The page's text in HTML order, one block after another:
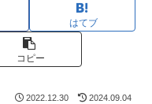
はてブ
コピー
2022.12.30 2024.09.04